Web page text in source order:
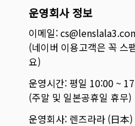
운영회사 정보
이메일:
(네이버 이용고객은 꼭 스
요)
운영시간: 평일 10:00 ~
(주말 및 일본공휴일 휴무)
운영회사: 렌즈라라 (日本)